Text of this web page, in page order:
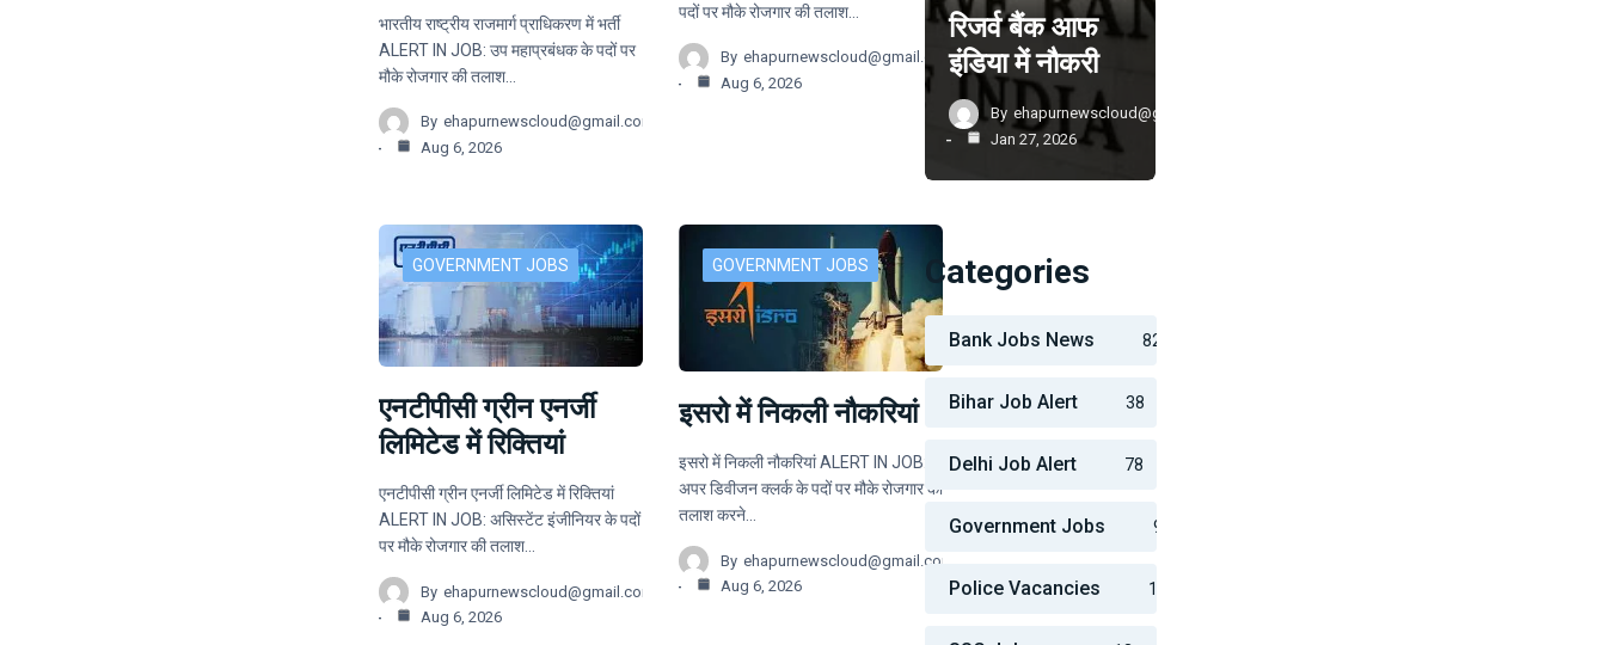
भारतीय राष्ट्रीय राजमार्ग प्राधिकरण में भर्ती
ALERT IN JOB: उप महाप्रबंधक के पदों पर
मौके रोजगार की तलाश…
By ehapurnewscloud@gmail.com
Aug 6, 2026
पदों पर मौके रोजगार की तलाश…
By ehapurnewscloud@gmail.com
Aug 6, 2026
GOVERNMENT JOBS
एनटीपीसी ग्रीन एनर्जी
लिमिटेड में रिक्तियां
एनटीपीसी ग्रीन एनर्जी लिमिटेड में रिक्तियां
ALERT IN JOB: असिस्टेंट इंजीनियर के पदों
पर मौके रोजगार की तलाश…
By ehapurnewscloud@gmail.com
Aug 6, 2026
GOVERNMENT JOBS
इसरो में निकली नौकरियां
इसरो में निकली नौकरियां ALERT IN JOB:
अपर डिवीजन क्लर्क के पदों पर मौके रोजगार की
तलाश करने…
By ehapurnewscloud@gmail.com
Aug 6, 2026
रिजर्व बैंक आफ
इंडिया में नौकरी
By ehapurnewscloud@gmail.com
Jan 27, 2026
Categories
Bank Jobs News 82
Bihar Job Alert 38
Delhi Job Alert 78
Government Jobs 916
Police Vacancies 10